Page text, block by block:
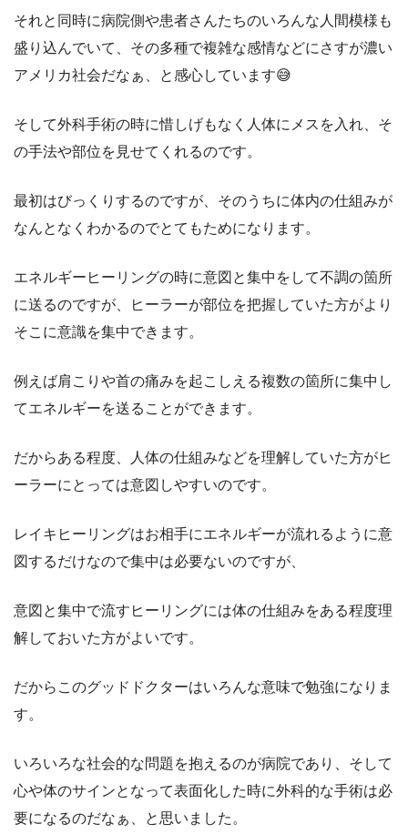
それと同時に病院側や患者さんたちのいろんな人間模様も
盛り込んでいて、その多種で複雑な感情などにさすが濃い
アメリカ社会だなぁ、と感心しています😅
そして外科手術の時に惜しげもなく人体にメスを入れ、そ
の手法や部位を見せてくれるのです。
最初はびっくりするのですが、そのうちに体内の仕組みが
なんとなくわかるのでとてもためになります。
エネルギーヒーリングの時に意図と集中をして不調の箇所
に送るのですが、ヒーラーが部位を把握していた方がより
そこに意識を集中できます。
例えば肩こりや首の痛みを起こしえる複数の箇所に集中し
てエネルギーを送ることができます。
だからある程度、人体の仕組みなどを理解していた方がヒ
ーラーにとっては意図しやすいのです。
レイキヒーリングはお相手にエネルギーが流れるように意
図するだけなので集中は必要ないのですが、
意図と集中で流すヒーリングには体の仕組みをある程度理
解しておいた方がよいです。
だからこのグッドドクターはいろんな意味で勉強になりま
す。
いろいろな社会的な問題を抱えるのが病院であり、そして
心や体のサインとなって表面化した時に外科的な手術は必
要になるのだなぁ、と思いました。